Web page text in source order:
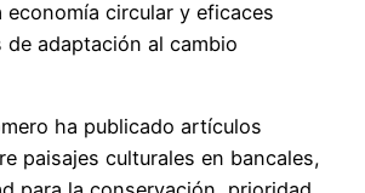
economía circular y eficaces
de adaptación al cambio
ha publicado artículos
paisajes culturales en bancales,